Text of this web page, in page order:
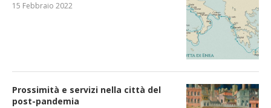
15 Febbraio 2022
Prossimità e servizi nella città del
post-pandemia